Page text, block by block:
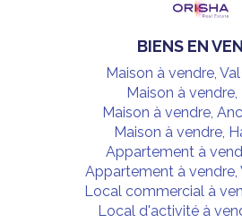
BIENS EN
Maison à vendre,
Maison à
Maison à vendre,
Maison à vendre,
Appartement à
Appartement à vendre,
Local commercial à
Local d'activité à